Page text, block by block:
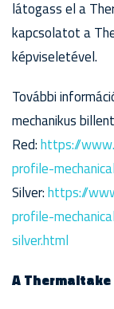
látogass el a
kapcsolatot a
képviseletével.
További
mechanikus
Red:https://
profile-
Silver:https://
profile-
silver.html
A